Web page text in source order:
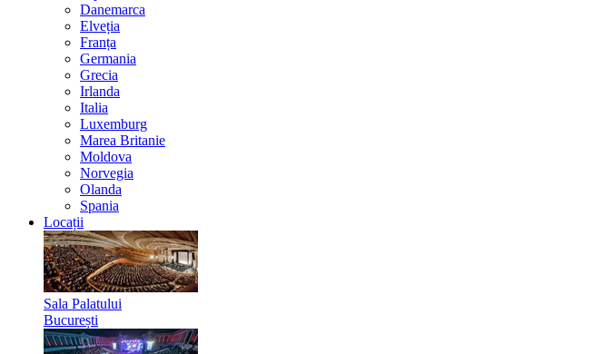
Danemarca
Elveția
Franța
Germania
Grecia
Irlanda
Italia
Luxemburg
Marea Britanie
Moldova
Norvegia
Olanda
Spania
Locații
Sala Palatului
București